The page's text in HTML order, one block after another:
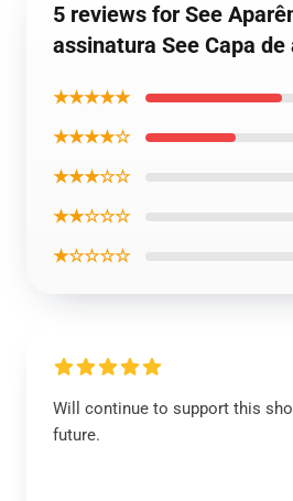
5 reviews for See
assinatura See Capa
★★★★★
★★★★☆
★★★☆☆
★★☆☆☆
★☆☆☆☆
Will continue to support this
future.